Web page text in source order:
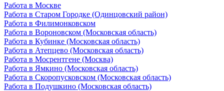
Работа в Москве
Работа в Старом Городке (Одинцовский район)
Работа в Филимонковском
Работа в Вороновском (Московская область)
Работа в Кубинке (Московская область)
Работа в Атепцево (Московская область)
Работа в Мосрентгене (Москва)
Работа в Ямкино (Московская область)
Работа в Скоропусковском (Московская область)
Работа в Подушкино (Московская область)